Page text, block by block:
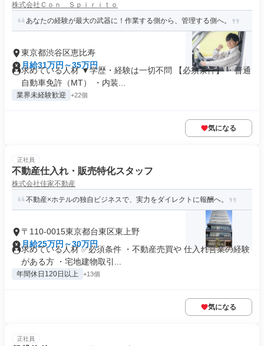
株式会社Ｃｏｎ Ｓｐｉｒｉｔｏ
あなたの経験が最大の武器に！作業する側から、管理する側へ。
東京都渋谷区恵比寿
月給31万円～35万円
求めている人材 ▼学歴・経験は一切不問 【必須条件】 ・普通
自動車免許（MT） ・内装...
業界未経験歓迎 +22個
気になる
正社員
不動産仕入れ・販売特化スタッフ
株式会社佳家不動産
不動産×ホテルの独自ビジネスで、実力をダイレクトに報酬へ。
〒110-0015東京都台東区東上野
月給25万円～30万円
求めている人材 ✅必須条件 ・不動産売買や 仕入れ営業の経験
がある方 ・宅地建物取引...
年間休日120日以上 +13個
気になる
正社員